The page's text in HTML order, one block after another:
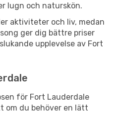
lugn och naturskön.
aktiviteter och liv, medan
ger dig bättre priser
upplevelse av Fort
för Fort Lauderdale
om du behöver en lätt